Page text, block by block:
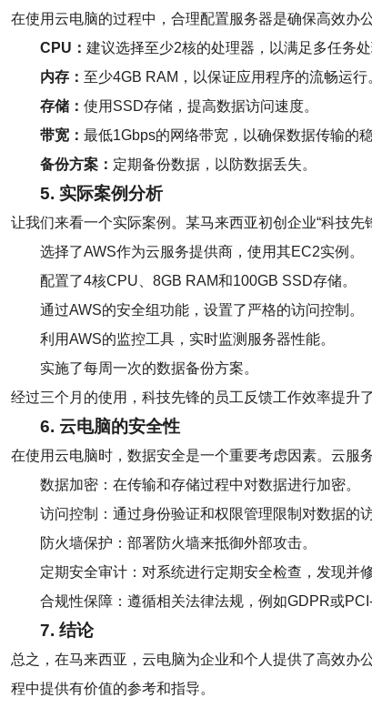
在使用云电脑的过程中，合理配置服务器是确保高效办
CPU： 建议选择至少2核的处理器，以满足多任务处
内存： 至少4GB RAM，以保证应用程序的流畅运行
存储： 使用SSD存储，提高数据访问速度。
带宽： 最低1Gbps的网络带宽，以确保数据传输的稳
备份方案： 定期备份数据，以防数据丢失。
5. 实际案例分析
让我们来看一个实际案例。某马来西亚初创企业“科技
选择了AWS作为云服务提供商，使用其EC2实例。
配置了4核CPU、8GB RAM和100GB SSD存储。
通过AWS的安全组功能，设置了严格的访问控制。
利用AWS的监控工具，实时监测服务器性能。
实施了每周一次的数据备份方案。
经过三个月的使用，科技先锋的员工反馈工作效率提升
6. 云电脑的安全性
在使用云电脑时，数据安全是一个重要考虑因素。云服
数据加密：在传输和存储过程中对数据进行加密。
访问控制：通过身份验证和权限管理限制对数据的访
防火墙保护：部署防火墙来抵御外部攻击。
定期安全审计：对系统进行定期安全检查，发现并
合规性保障：遵循相关法律法规，例如GDPR或PCI-
7. 结论
总之，在马来西亚，云电脑为企业和个人提供了高效办
程中提供有价值的参考和指导。